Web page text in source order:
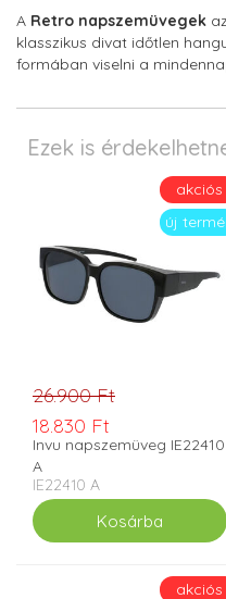
A Retro napszemüvegek
klasszikus divat időtlen
formában viselni a
Ezek is
akciós
új
26.900 Ft
18.830 Ft
Invu napszemüveg IE22410
A
IE22410 A
akciós